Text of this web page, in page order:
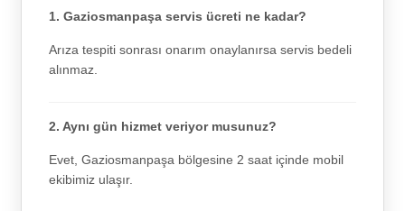
1. Gaziosmanpaşa servis ücreti ne kadar?
Arıza tespiti sonrası onarım onaylanırsa servis bedeli
alınmaz.
2. Aynı gün hizmet veriyor musunuz?
Evet, Gaziosmanpaşa bölgesine 2 saat içinde mobil
ekibimiz ulaşır.